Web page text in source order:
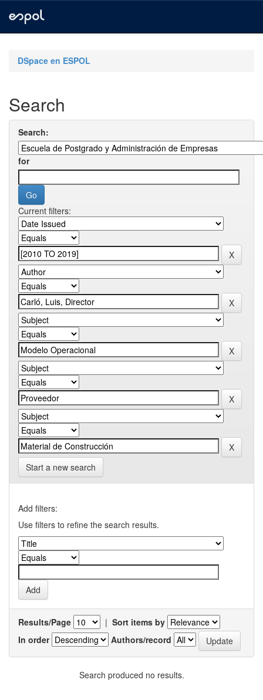
navigationDSpace en ESPOL
Search
Search:
for
Current filters:
Start a new search
Add filters:
Use filters to refine the search results.
Results/Page | Sort items by
In order
Authors/record
Search produced no results.